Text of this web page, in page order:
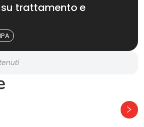
trattamento e